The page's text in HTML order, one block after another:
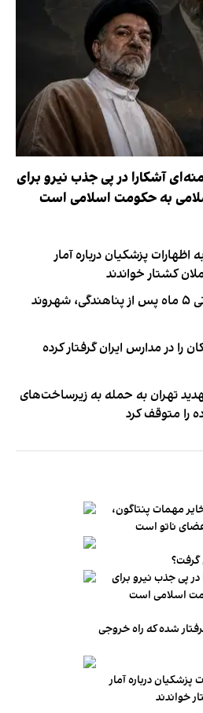
آشکارا در پی جذب نیرو برای
به حکومت اسلامی است
پزشکیان درباره آمار
کشتار خواندند
دو فوتبالیست زن ایرانی ۵ ماه پس از پناهندگی، شهروند
را در مدارس ایران گرفتار کرده
تهران به حمله به زیرساخت‌های
را متوقف کرد
مهمات پنتاگون،
ناتو‌ است
گرفت؟
پی جذب نیرو برای
اسلامی است
شده که راه خروجی
درباره آمار
خواندند